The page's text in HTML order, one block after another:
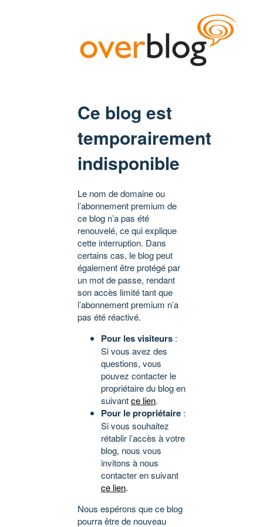
Ce blog est
temporairement
indisponible
Le nom de domaine ou
l’abonnement premium de
ce blog n’a pas été
renouvelé, ce qui explique
cette interruption. Dans
certains cas, le blog peut
également être protégé par
un mot de passe, rendant
son accès limité tant que
l’abonnement premium n’a
pas été réactivé.
Pour les visiteurs :
Si vous avez des
questions, vous
pouvez contacter le
propriétaire du blog en
suivantce lien.
Pour le propriétaire :
Si vous souhaitez
rétablir l’accès à votre
blog, nous vous
invitons à nous
contacter en suivant
ce lien.
Nous espérons que ce blog
pourra être de nouveau